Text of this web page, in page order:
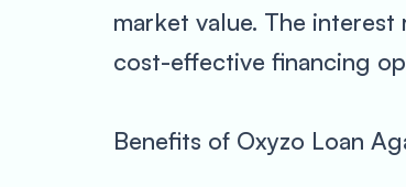
market value. The
cost-effective financing
Benefits of Oxyzo Loan